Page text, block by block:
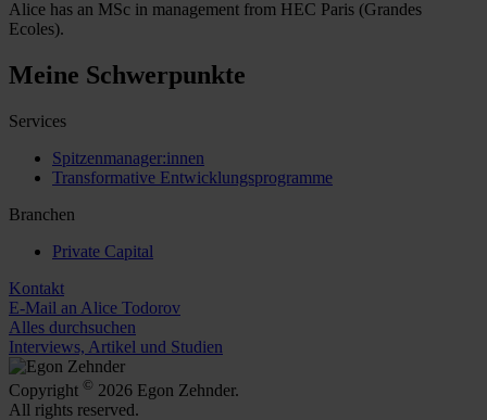
Alice has an MSc in management from HEC Paris (Grandes
Ecoles).
Meine Schwerpunkte
Services
Spitzenmanager:innen
Transformative Entwicklungsprogramme
Branchen
Private Capital
Kontakt
E-Mail an Alice Todorov
Alles durchsuchen
Interviews, Artikel und Studien
Copyright © 2026 Egon Zehnder.
All rights reserved.